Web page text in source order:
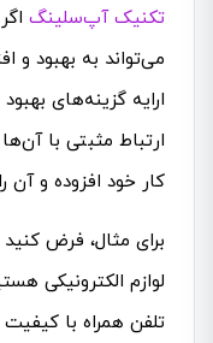
تکنیک آپ‌سلینگ
می‌تواند به بهبود و
ارایه گزینه‌های
ارتباط مثبتی با
کار خود افزوده و
برای مثال، فرض
لوازم الکترونیکی
تلفن همراه با